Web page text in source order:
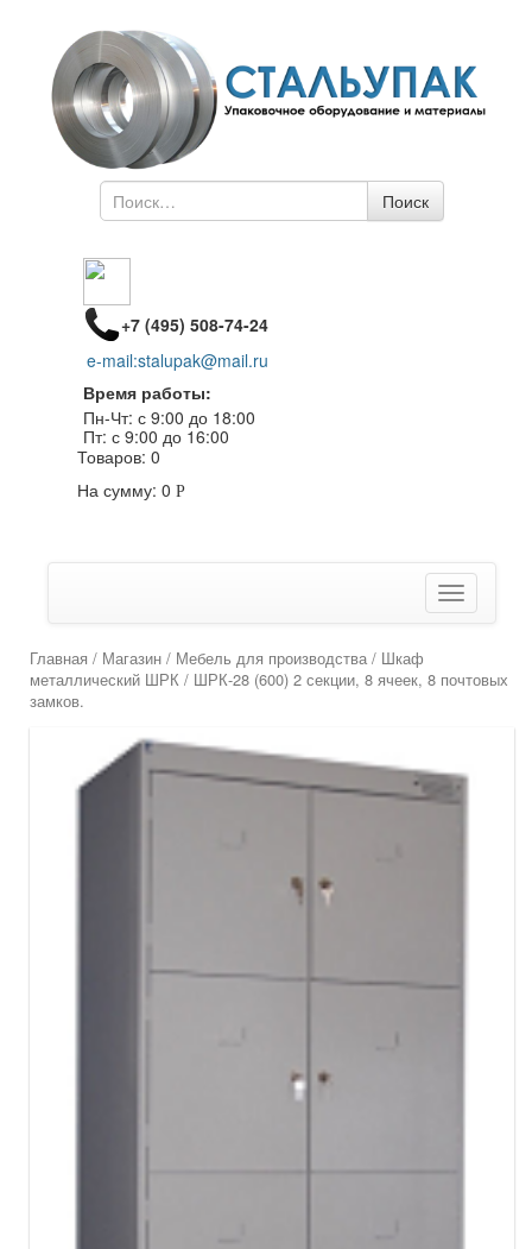
Поиск
по
Поиск
+7 (495) 508-74-24
e-mail:stalupak@mail.ru
Время работы:
Пн-Чт: с 9:00 до 18:00
Пт: с 9:00 до 16:00
Товаров: 0
На сумму: 0 Р
Показать/
Скрыть
Главная / Магазин / Мебель для производства / Шкаф
металлический ШРК / ШРК-28 (600) 2 секции, 8 ячеек, 8 почтовых
замков.